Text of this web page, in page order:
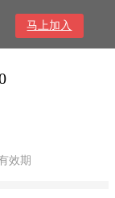
马上加入
效期